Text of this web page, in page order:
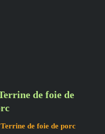
Terrine de foie de porc